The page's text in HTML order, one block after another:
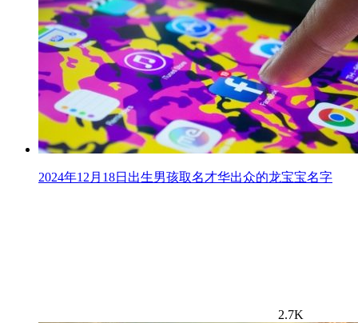
2024年12月18日出生男孩取名才华出众的龙宝宝名字
2.7K